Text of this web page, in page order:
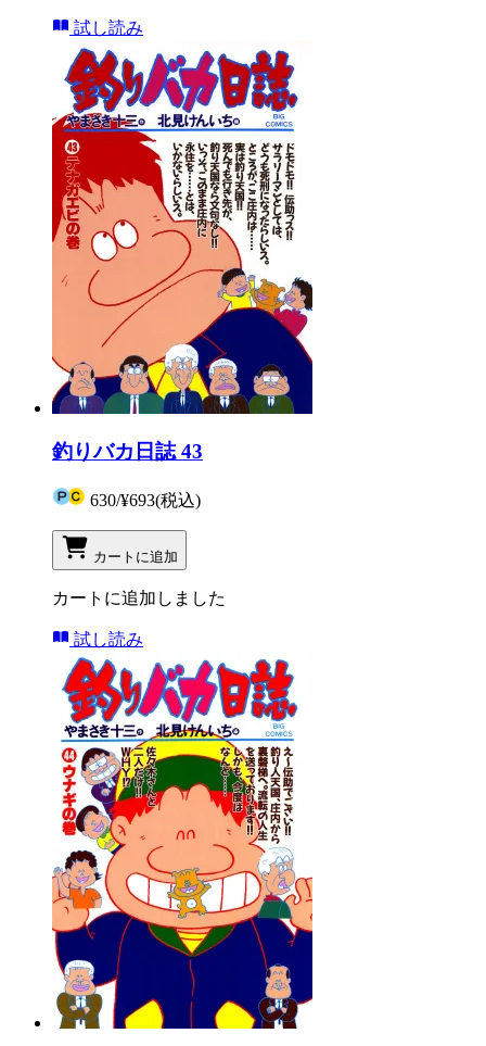
試し読み
釣りバカ日誌 43
630/¥693(税込)
カートに追加
カートに追加しました
試し読み